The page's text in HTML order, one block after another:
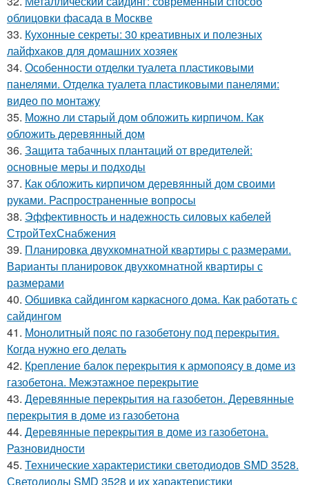
облицовки фасада в Москве
33. Кухонные секреты: 30 креативных и полезных
лайфхаков для домашних хозяек
34. Особенности отделки туалета пластиковыми
панелями. Отделка туалета пластиковыми панелями:
видео по монтажу
35. Можно ли старый дом обложить кирпичом. Как
обложить деревянный дом
36. Защита табачных плантаций от вредителей:
основные меры и подходы
37. Как обложить кирпичом деревянный дом своими
руками. Распространенные вопросы
38. Эффективность и надежность силовых кабелей
СтройТехСнабжения
39. Планировка двухкомнатной квартиры с размерами.
Варианты планировок двухкомнатной квартиры с
размерами
40. Обшивка сайдингом каркасного дома. Как работать с
сайдингом
41. Монолитный пояс по газобетону под перекрытия.
Когда нужно его делать
42. Крепление балок перекрытия к армопоясу в доме из
газобетона. Межэтажное перекрытие
43. Деревянные перекрытия на газобетон. Деревянные
перекрытия в доме из газобетона
44. Деревянные перекрытия в доме из газобетона.
Разновидности
45. Технические характеристики светодиодов SMD 3528.
Светодиоды SMD 3528 и их характеристики